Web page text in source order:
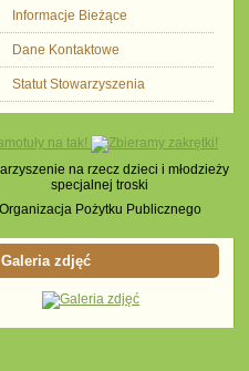
Informacje Bieżące
Dane Kontaktowe
Statut Stowarzyszenia
Galeria zdjęć